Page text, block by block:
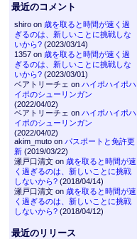
最近のコメント
shiro on 歳を取ると時間が速く過
ぎるのは、新しいことに挑戦しな
いから?(2023/03/14)
1357 on 歳を取ると時間が速く過
ぎるのは、新しいことに挑戦しな
いから?(2023/03/01)
ベアトリーチェ on ハイポハイポハ
イポのシューリンガン
(2022/04/02)
ベアトリーチェ on ハイポハイポハ
イポのシューリンガン
(2022/04/02)
akim_muto on パスポートと免許更
新(2019/03/22)
瀬戸口清文 on 歳を取ると時間が速
く過ぎるのは、新しいことに挑戦
しないから?(2018/04/14)
瀬戸口清文 on 歳を取ると時間が速
く過ぎるのは、新しいことに挑戦
しないから?(2018/04/12)
最近のリリース